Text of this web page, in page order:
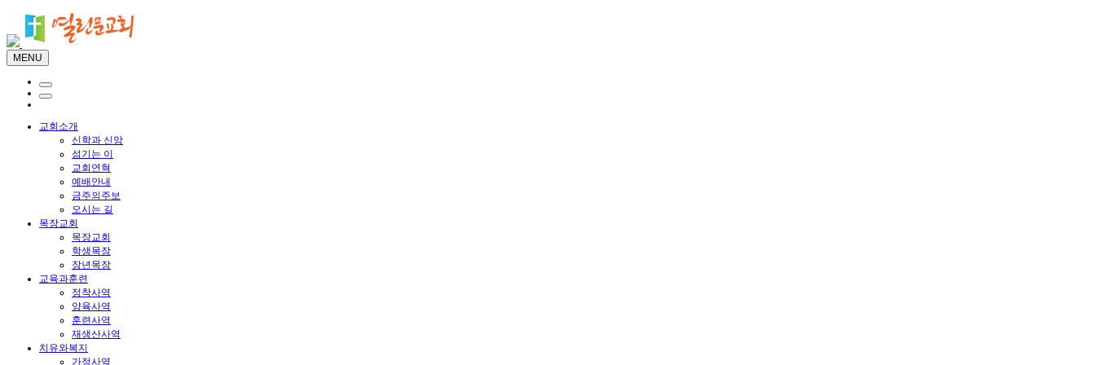
MENU
교회소개
신학과 신앙
섬기는 이
교회연혁
예배안내
금주의주보
오시는 길
목장교회
목장교회
학생목장
장년목장
교육과훈련
정착사역
양육사역
훈련사역
재생산사역
치유와복지
가정사역